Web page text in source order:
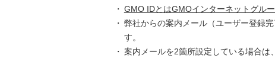
GMO IDとはGMOインターネットグル
弊社からの案内メール（ユーザー登録
す。
案内メールを2箇所設定している場合は